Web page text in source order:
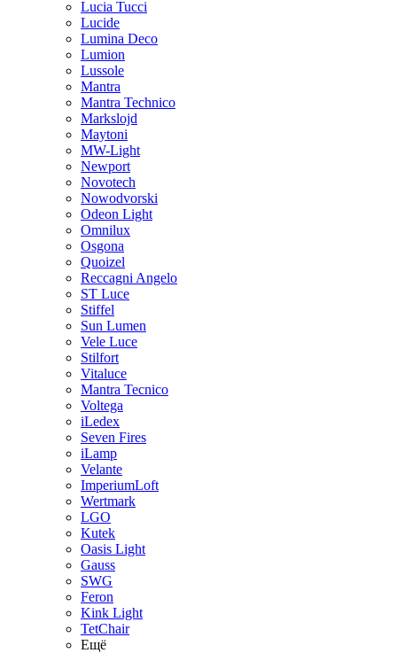
Lucia Tucci
Lucide
Lumina Deco
Lumion
Lussole
Mantra
Mantra Technico
Markslojd
Maytoni
MW-Light
Newport
Novotech
Nowodvorski
Odeon Light
Omnilux
Osgona
Quoizel
Reccagni Angelo
ST Luce
Stiffel
Sun Lumen
Vele Luce
Stilfort
Vitaluce
Mantra Tecnico
Voltega
iLedex
Seven Fires
iLamp
Velante
ImperiumLoft
Wertmark
LGO
Kutek
Oasis Light
Gauss
SWG
Feron
Kink Light
TetСhair
Ещё